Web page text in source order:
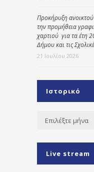
Προκήρυξη
την προμήθεια
χαρτιού για τα έτη
Δήμου και τις
21 Ιουλίου 2026
Ιστορικό
Ιστορικό
Live stream